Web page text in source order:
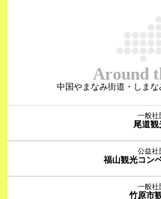
Around
中国やまなみ街道・しま
一般社
尾道
公益社
福山観光コン
一般社
竹原市